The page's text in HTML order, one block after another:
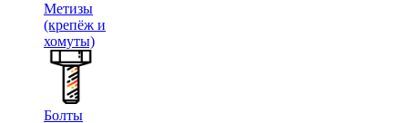
Метизы
(крепёж и
хомуты)
Болты